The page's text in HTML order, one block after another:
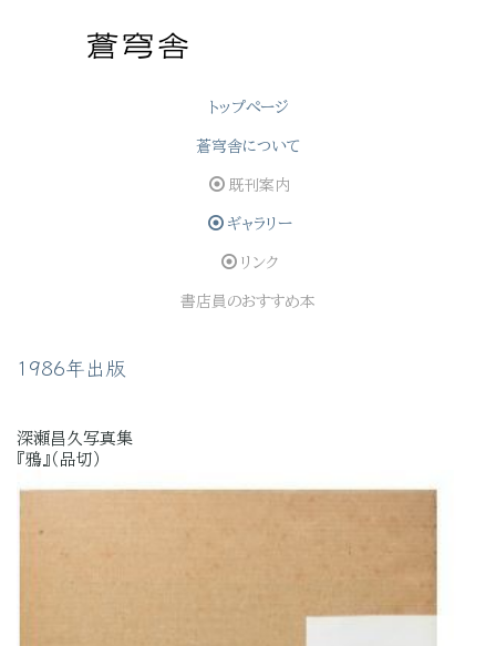
トップぺージ
蒼穹舎について
既刊案内
ギャラリー
リンク
書店員のおすすめ本
1986年出版
深瀬昌久写真集
『鴉』（品切）